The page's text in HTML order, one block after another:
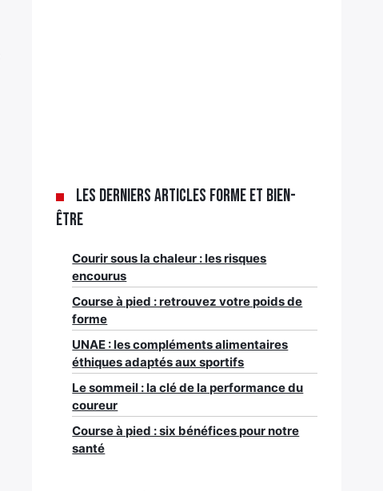
Les derniers articles Forme et bien-
être
Courir sous la chaleur : les risques
encourus
Course à pied : retrouvez votre poids de
forme
UNAE : les compléments alimentaires
éthiques adaptés aux sportifs
Le sommeil : la clé de la performance du
coureur
Course à pied : six bénéfices pour notre
santé